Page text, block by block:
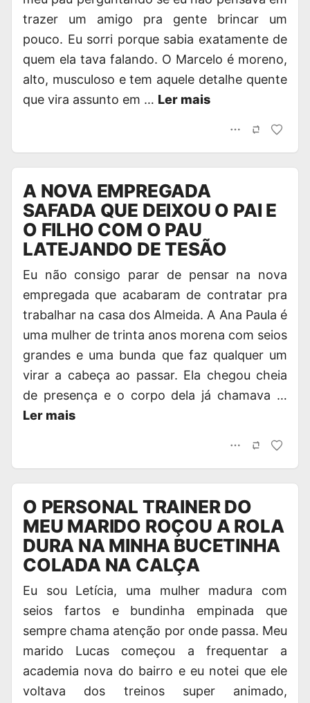
trazer um amigo pra gente brincar um
pouco. Eu sorri porque sabia exatamente de
quem ela tava falando. O Marcelo é moreno,
alto, musculoso e tem aquele detalhe quente
que vira assunto em … Ler mais
A NOVA EMPREGADA
SAFADA QUE DEIXOU O PAI E
O FILHO COM O PAU
LATEJANDO DE TESÃO
Eu não consigo parar de pensar na nova
empregada que acabaram de contratar pra
trabalhar na casa dos Almeida. A Ana Paula é
uma mulher de trinta anos morena com seios
grandes e uma bunda que faz qualquer um
virar a cabeça ao passar. Ela chegou cheia
de presença e o corpo dela já chamava …
Ler mais
O PERSONAL TRAINER DO
MEU MARIDO ROÇOU A ROLA
DURA NA MINHA BUCETINHA
COLADA NA CALÇA
Eu sou Letícia, uma mulher madura com
seios fartos e bundinha empinada que
sempre chama atenção por onde passa. Meu
marido Lucas começou a frequentar a
academia nova do bairro e eu notei que ele
voltava dos treinos super animado,